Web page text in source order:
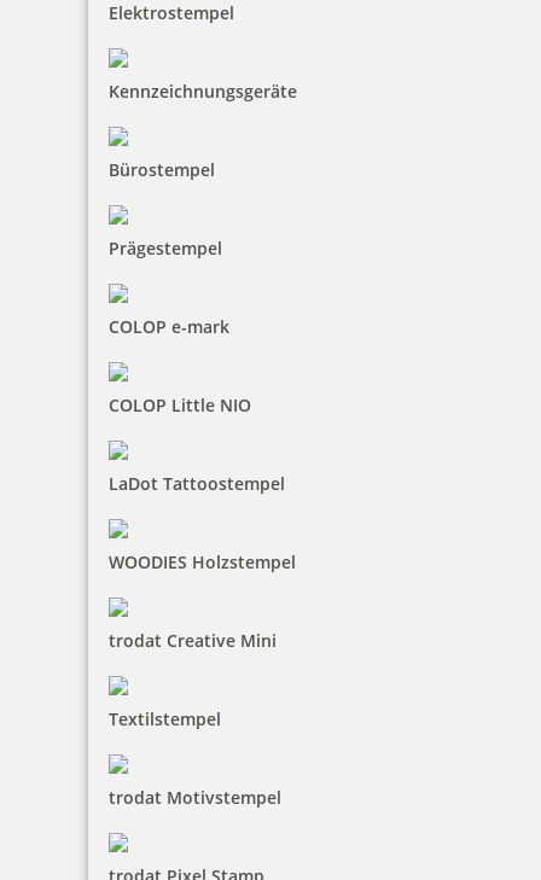
Elektrostempel
Kennzeichnungsgeräte
Bürostempel
Prägestempel
COLOP e-mark
COLOP Little NIO
LaDot Tattoostempel
WOODIES Holzstempel
trodat Creative Mini
Textilstempel
trodat Motivstempel